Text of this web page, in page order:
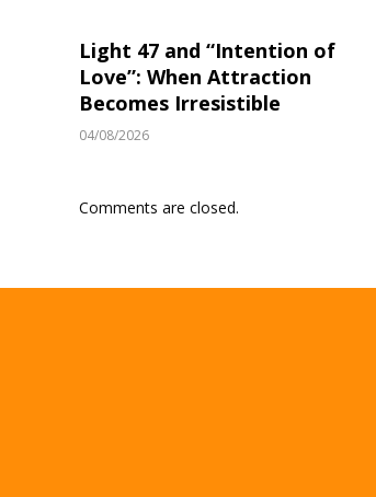
Light 47 and “Intention of
Love”: When Attraction
Becomes Irresistible
04/08/2026
Comments are closed.